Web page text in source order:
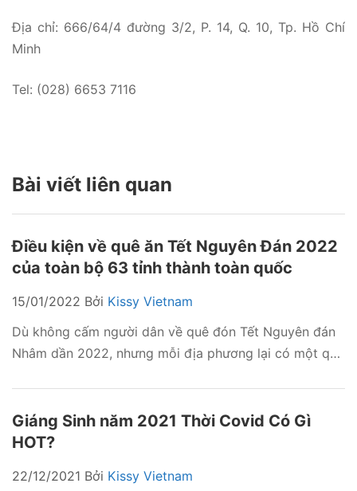
Địa chỉ: 666/64/4 đường 3/2, P. 14, Q. 10, Tp. Hồ Chí
Minh
Tel: (028) 6653 7116
Bài viết liên quan
Điều kiện về quê ăn Tết Nguyên Đán 2022
của toàn bộ 63 tỉnh thành toàn quốc
15/01/2022 Bởi Kissy Vietnam
Dù không cấm người dân về quê đón Tết Nguyên đán
Nhâm dần 2022, nhưng mỗi địa phương lại có một quy
chỉ yêu cầu khai báo y tế và đảm bảo 5K. Dưới đây …
Đọc tiếp
Giáng Sinh năm 2021 Thời Covid Có Gì
HOT?
22/12/2021 Bởi Kissy Vietnam